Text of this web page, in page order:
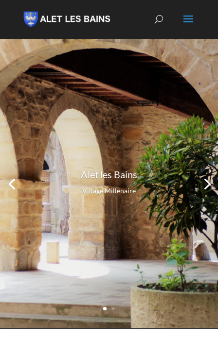
Alet les Bains
Village Millénaire